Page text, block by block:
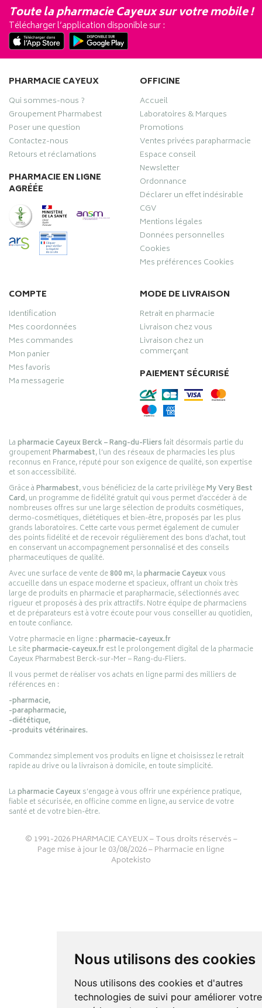
Nous utilisons des cookies
Nous utilisons des cookies et d'autres
technologies de suivi pour améliorer votre
Toute la pharmacie Cayeux sur votre mobile !
Télécharger l’application disponible sur :
PHARMACIE CAYEUX
Qui sommes-nous ?
Groupement Pharmabest
Poser une question
Contactez-nous
Retours et réclamations
PHARMACIE EN LIGNE
AGRÉÉE
OFFICINE
Accueil
Laboratoires & Marques
Promotions
Ventes privées parapharmacie
Espace conseil
Newsletter
Ordonnance
Déclarer un effet indésirable
CGV
Mentions légales
Données personnelles
Cookies
Mes préférences Cookies
COMPTE
Identification
Mes coordonnées
Mes commandes
Mon panier
Mes favoris
Ma messagerie
MODE DE LIVRAISON
Retrait en pharmacie
Livraison chez vous
Livraison chez un
commerçant
PAIEMENT SÉCURISÉ
Lapharmacie Cayeux Berck – Rang-du-Fliersfait désormais partie du
groupementPharmabest, l’un des réseaux de pharmacies les plus
reconnus en France, réputé pour son exigence de qualité, son expertise
et son accessibilité.
Grâce àPharmabest, vous bénéficiez de la carte privilègeMy Very Best
Card, un programme de fidélité gratuit qui vous permet d’accéder à de
nombreuses offres sur une large sélection de produits cosmétiques,
dermo-cosmétiques, diététiques et bien-être, proposés par les plus
grands laboratoires. Cette carte vous permet également de cumuler
des points fidélité et de recevoir régulièrement des bons d’achat, tout
en conservant un accompagnement personnalisé et des conseils
pharmaceutiques de qualité.
Avec une surface de vente de800 m², lapharmacie Cayeuxvous
accueille dans un espace moderne et spacieux, offrant un choix très
large de produits en pharmacie et parapharmacie, sélectionnés avec
rigueur et proposés à des prix attractifs. Notre équipe de pharmaciens
et de préparateurs est à votre écoute pour vous conseiller au quotidien,
en toute confiance.
Votre pharmacie en ligne :pharmacie-cayeux.fr
Le sitepharmacie-cayeux.frest le prolongement digital de la pharmacie
Cayeux Pharmabest Berck-sur-Mer – Rang-du-Fliers.
Il vous permet de réaliser vos achats en ligne parmi des milliers de
références en :
-pharmacie,
-parapharmacie,
-diététique,
-produits vétérinaires.
Commandez simplement vos produits en ligne et choisissez le retrait
rapide au drive ou la livraison à domicile, en toute simplicité.
Lapharmacie Cayeuxs’engage à vous offrir une expérience pratique,
fiable et sécurisée, en officine comme en ligne, au service de votre
santé et de votre bien-être.
© 1991-2026PHARMACIE CAYEUX– Tous droits réservés –
Page mise à jour le 03/08/2026 –Pharmacie en ligne
Apotekisto